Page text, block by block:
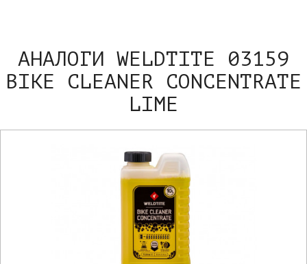
АНАЛОГИ WELDTITE 03159
BIKE CLEANER CONCENTRATE
LIME